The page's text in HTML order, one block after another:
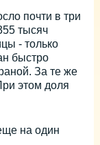
почти в три
тысяч
- только
быстро
За те же
этом доля
на один